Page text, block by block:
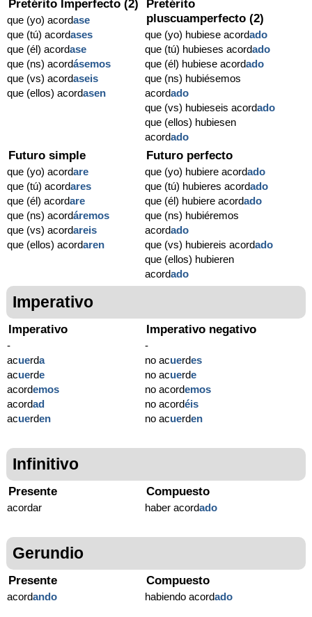
Pretérito Imperfecto (2)
que (yo) acordase
que (tú) acordases
que (él) acordase
que (ns) acordásemos
que (vs) acordaseis
que (ellos) acordasen
Pretérito
pluscuamperfecto (2)
que (yo) hubiese acordado
que (tú) hubieses acordado
que (él) hubiese acordado
que (ns) hubiésemos
acordado
que (vs) hubieseis acordado
que (ellos) hubiesen
acordado
Futuro simple
que (yo) acordare
que (tú) acordares
que (él) acordare
que (ns) acordáremos
que (vs) acordareis
que (ellos) acordaren
Futuro perfecto
que (yo) hubiere acordado
que (tú) hubieres acordado
que (él) hubiere acordado
que (ns) hubiéremos
acordado
que (vs) hubiereis acordado
que (ellos) hubieren
acordado
Imperativo
Imperativo
-
acuerda
acuerde
acordemos
acordad
acuerden
Imperativo negativo
-
no acuerdes
no acuerde
no acordemos
no acordéis
no acuerden
Infinitivo
Presente
acordar
Compuesto
haber acordado
Gerundio
Presente
acordando
Compuesto
habiendo acordado